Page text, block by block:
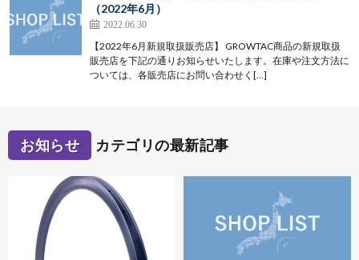
（2022年6月）
2022.06.30
【2022年6月新規取扱販売店】 GROWTAC商品の新規取扱
販売店を下記の通りお知らせいたします。在庫や注文方法に
ついては、各販売店にお問い合わせく[…]
お知らせ カテゴリの最新記事